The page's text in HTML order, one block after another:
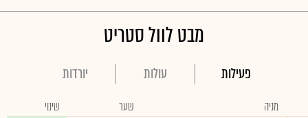
מבט לוול סטריט
פעילות עולות יורדות
מניה שער שינוי